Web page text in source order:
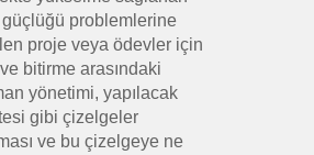
problemlerine
proje veya ödevler için
bitirme arasındaki
yönetimi, yapılacak
gibi çizelgeler
ve bu çizelgeye ne